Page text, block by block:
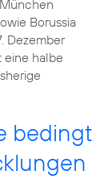
Borussia
Dezember
eine halbe
bedingt